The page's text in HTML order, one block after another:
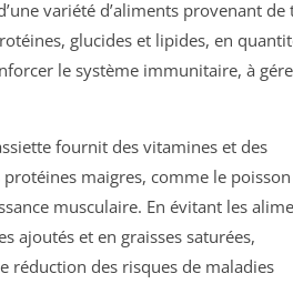
variété d’aliments provenant de
glucides et lipides, en
le système immunitaire, à
fournit des vitamines et des
maigres, comme le
musculaire. En évitant les
ajoutés et en graisses saturées,
réduction des risques de maladies